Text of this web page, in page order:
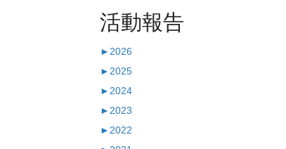
活動報告
► 2026
► 2025
► 2024
► 2023
► 2022